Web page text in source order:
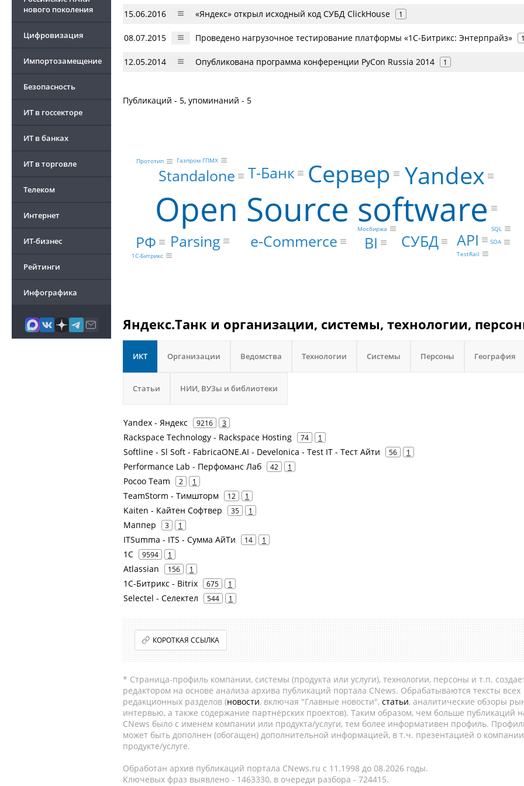
нового поколения
Цифровизация
Импортозамещение
Безопасность
ИТ в госсекторе
ИТ в банках
ИТ в торговле
Телеком
Интернет
ИТ-бизнес
Рейтинги
Инфографика
15.06.2016 «Яндекс» открыл исходный код СУБД ClickHouse 1
08.07.2015 Проведено нагрузочное тестирование платформы «1С-Битрикс: Энтерпрайз»
12.05.2014 Опубликована программа конференции PyCon Russia 2014 1
Публикаций - 5, упоминаний - 5
Open Source software
Yandex
Сервер
Т-Банк
Standalone
Parsing e-Commerce BI СУБД API
РФ
Мосбиржа
Газпром ГПМХ
SOA
Прототип
1С-Битрикс TestRail
SQL
Яндекс.Танк и организации, системы, технологии,
ИКТ Организации Ведомства Технологии Системы Персоны География
Статьи НИИ, ВУЗы и библиотеки
Yandex - Яндекс 9216 3
Rackspace Technology - Rackspace Hosting 74 1
Softline - Sl Soft - FabricaONE.AI - Develonica - Test IT - Тест Айти 56 1
Performance Lab - Перфоманс Лаб 42 1
Pocoo Team 2 1
TeamStorm - Тимшторм 12 1
Kaiten - Кайтен Софтвер 35 1
Маппер 3 1
ITSumma - ITS - Сумма АйТи 14 1
1С 9594 1
Atlassian 156 1
1С-Битрикс - Bitrix 675 1
Selectel - Селектел 544 1
КОРОТКАЯ ССЫЛКА
* Страница-профиль компании, системы (продукта или услуги), технологии, персоны и т.п.
редактором на основе анализа архива публикаций портала CNews. Обрабатываются тексты всех
редакционных разделов (новости, включая "Главные новости", статьи, аналитические обзоры
интервью, а также содержание партнёрских проектов). Таким образом, чем больше публикаций
CNews было с именем компании или продукта/услуги, тем более информативен профиль.
может быть дополнен (обогащен) дополнительной информацией, в т.ч. презентацией о
продукте/услуге.
Обработан архив публикаций портала CNews.ru c 11.1998 до 08.2026 годы.
Ключевых фраз выявлено - 1463330, в очереди разбора - 724415.